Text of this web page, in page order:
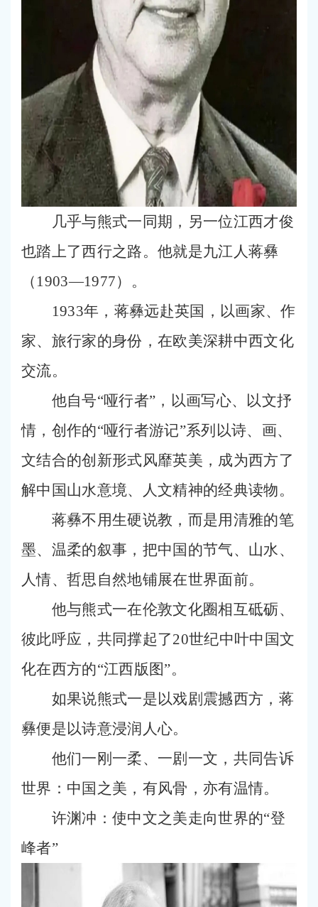
几乎与熊式一同期，另一位江西才俊
也踏上了西行之路。他就是九江人蒋彝
（1903—1977）。
1933年，蒋彝远赴英国，以画家、作
家、旅行家的身份，在欧美深耕中西文化
交流。
他自号“哑行者”，以画写心、以文抒
情，创作的“哑行者游记”系列以诗、画、
文结合的创新形式风靡英美，成为西方了
解中国山水意境、人文精神的经典读物。
蒋彝不用生硬说教，而是用清雅的笔
墨、温柔的叙事，把中国的节气、山水、
人情、哲思自然地铺展在世界面前。
他与熊式一在伦敦文化圈相互砥砺、
彼此呼应，共同撑起了20世纪中叶中国文
化在西方的“江西版图”。
如果说熊式一是以戏剧震撼西方，蒋
彝便是以诗意浸润人心。
他们一刚一柔、一剧一文，共同告诉
世界：中国之美，有风骨，亦有温情。
许渊冲：使中文之美走向世界的“登
峰者”